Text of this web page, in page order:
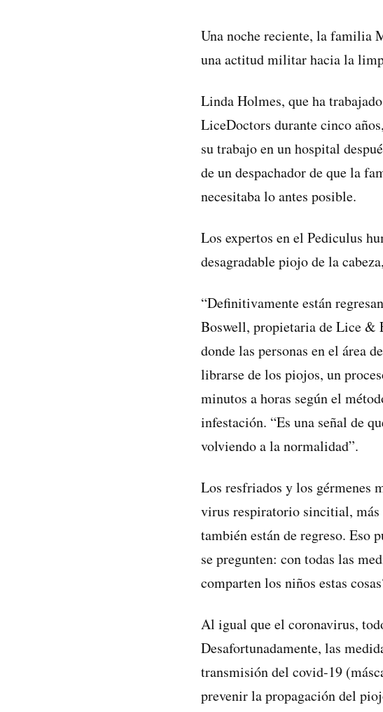
Una noche reciente, la familia
una actitud militar hacia la
Linda Holmes, que ha
LiceDoctors durante cinco
su trabajo en un hospital
de un despachador de que la
necesitaba lo antes posible.
Los expertos en el Pediculus
desagradable piojo de la
“Definitivamente están
Boswell, propietaria de Lice &
donde las personas en el área
librarse de los piojos, un
minutos a horas según el
infestación. “Es una señal de
volviendo a la normalidad”.
Los resfriados y los gérmenes
virus respiratorio sincitial, más
también están de regreso. Eso
se pregunten: con todas las
comparten los niños estas
Al igual que el coronavirus,
Desafortunadamente, las
transmisión del covid-19
prevenir la propagación del